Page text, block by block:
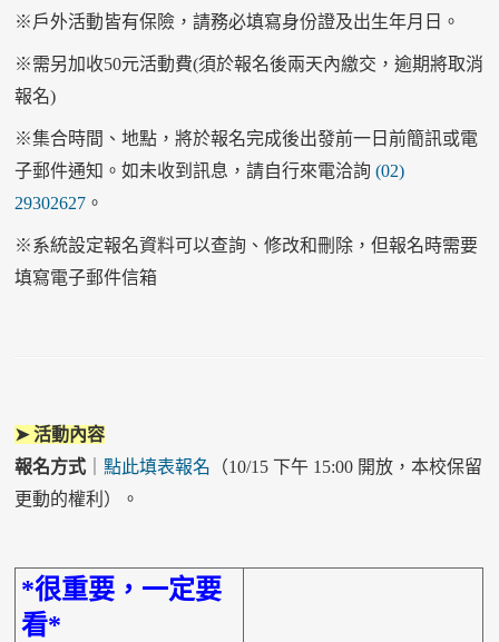
※戶外活動皆有保險，請務必填寫身份證及出生年月日。
※需另加收50元活動費(須於報名後兩天內繳交，逾期將取消
報名)
※集合時間、地點，將於報名完成後出發前一日前簡訊或電
子郵件通知。如未收到訊息，請自行來電洽詢 (02)
29302627 。
※系統設定報名資料可以查詢、修改和刪除，但報名時需要
填寫電子郵件信箱
➤ 活動內容
報名方式 ｜點此填表報名 （10/15 下午 15:00 開放，本校保留
更動的權利）。
*很重要，一定要
看*